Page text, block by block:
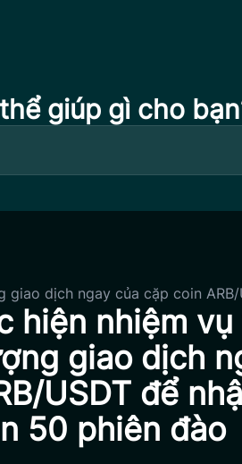
giúp gì cho
dịch ngay của cặp coin
hiện nhiệm
giao dịch
USDT để
50 phiên đào